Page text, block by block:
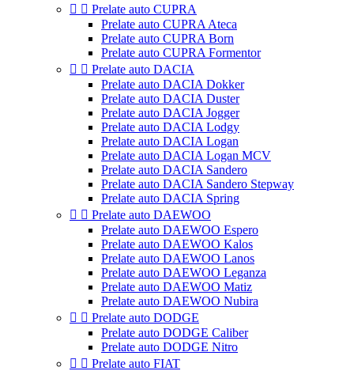
  Prelate auto CUPRA
Prelate auto CUPRA Ateca
Prelate auto CUPRA Born
Prelate auto CUPRA Formentor
  Prelate auto DACIA
Prelate auto DACIA Dokker
Prelate auto DACIA Duster
Prelate auto DACIA Jogger
Prelate auto DACIA Lodgy
Prelate auto DACIA Logan
Prelate auto DACIA Logan MCV
Prelate auto DACIA Sandero
Prelate auto DACIA Sandero Stepway
Prelate auto DACIA Spring
  Prelate auto DAEWOO
Prelate auto DAEWOO Espero
Prelate auto DAEWOO Kalos
Prelate auto DAEWOO Lanos
Prelate auto DAEWOO Leganza
Prelate auto DAEWOO Matiz
Prelate auto DAEWOO Nubira
  Prelate auto DODGE
Prelate auto DODGE Caliber
Prelate auto DODGE Nitro
  Prelate auto FIAT